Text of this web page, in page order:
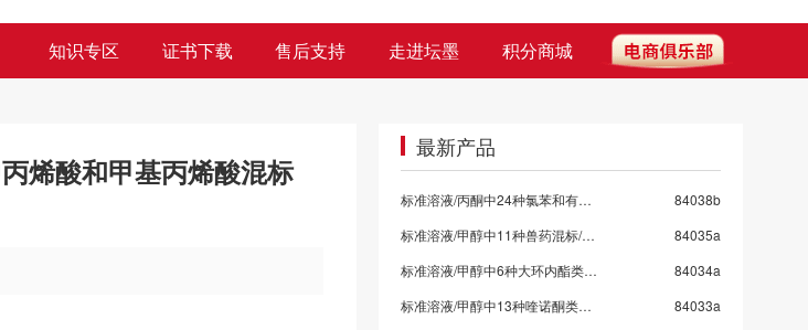
知识专区 证书下载 售后支持 走进坛墨 积分商城
烯酸和甲基丙烯酸混标
最新产品
标准溶液/丙酮中24种氯苯和有机氯混标
84038b
标准溶液/甲醇中11种兽药混标/SN/T 5724-2025-9
84035a
标准溶液/甲醇中6种大环内酯类抗生素混标/SN/T 5724-2025-8/保质期6个月
84034a
标准溶液/甲醇中13种喹诺酮类药物混标/SN/T 5724-2025-7
84033a